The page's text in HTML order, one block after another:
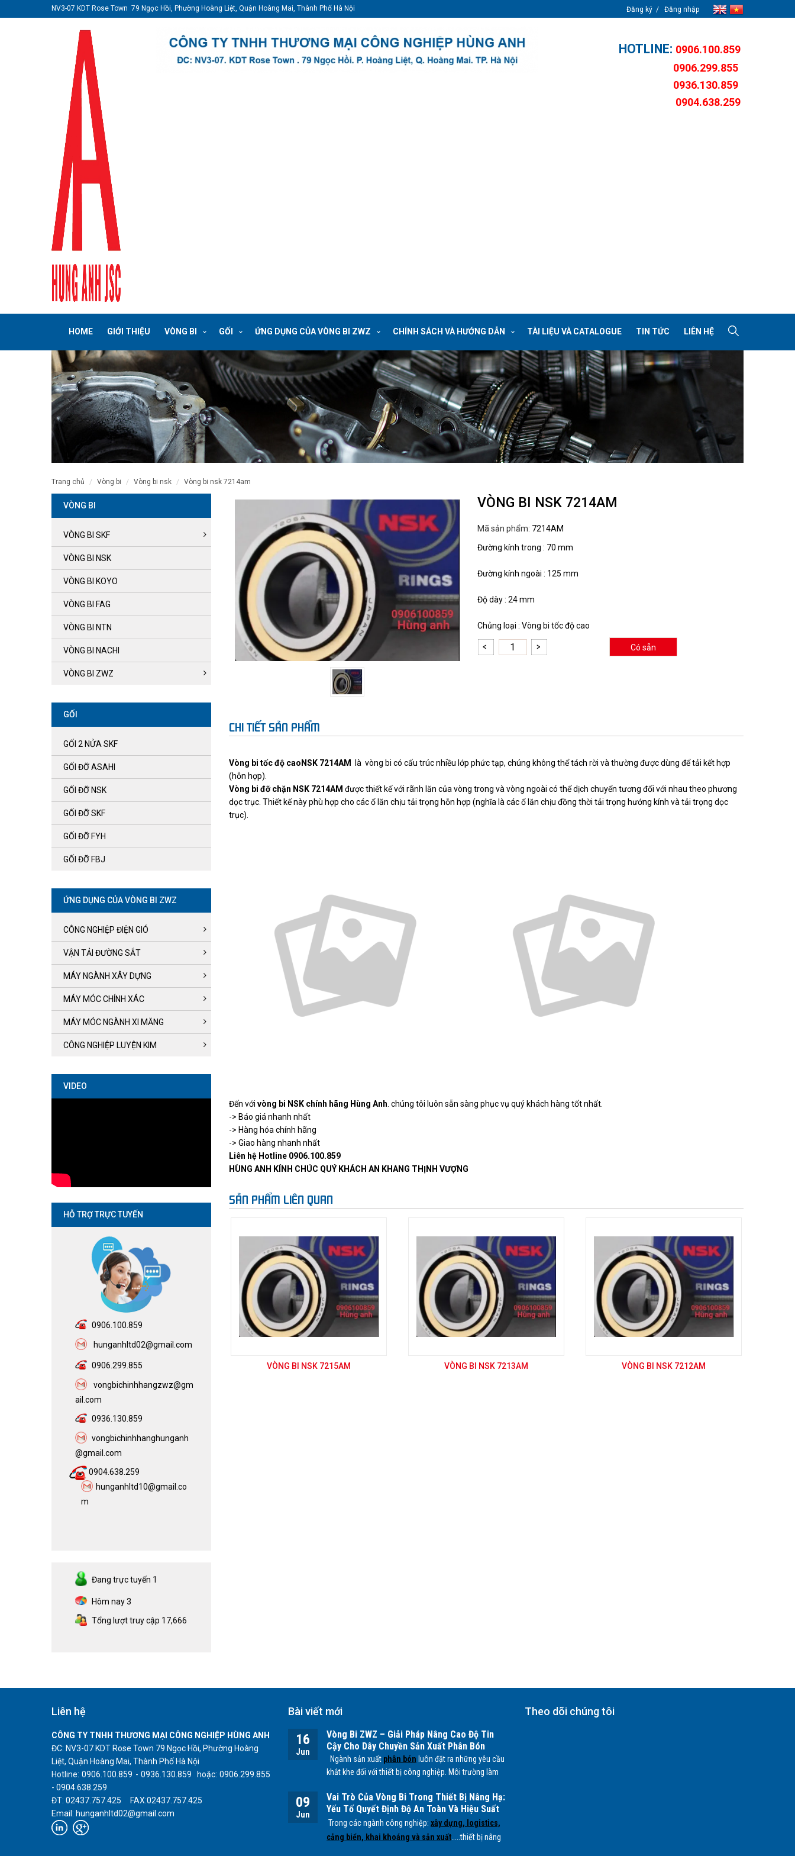
NV3-07 KDT Rose Town 79 Ngọc Hồi, Phường Hoàng Liệt, Quận Hoàng Mai, Thành Phố Hà Nội Đăng ký Đăng nhập
HOTLINE: 0906.100.859
0906.299.855
0936.130.859
0904.638.259
HOME GIỚI THIỆU VÒNG BI GỐI ỨNG DỤNG CỦA VÒNG BI ZWZ CHÍNH SÁCH VÀ HƯỚNG DẪN TÀI LIỆU VÀ CATALOGUE TIN TỨC LIÊN HỆ
trang chủ vòng bi vòng bi nsk vòng bi nsk 7214am
VÒNG BI
VÒNG BI SKF
VÒNG BI NSK
VÒNG BI KOYO
VÒNG BI FAG
VÒNG BI NTN
VÒNG BI NACHI
VÒNG BI ZWZ
GỐI
GỐI 2 NỬA SKF
GỐI ĐỠ ASAHI
GỐI ĐỠ NSK
GỐI ĐỠ SKF
GỐI ĐỠ FYH
GỐI ĐỠ FBJ
ỨNG DỤNG CỦA VÒNG BI ZWZ
CÔNG NGHIỆP ĐIỆN GIÓ
VẬN TẢI ĐƯỜNG SẮT
MÁY NGÀNH XÂY DỰNG
MÁY MÓC CHÍNH XÁC
MÁY MÓC NGÀNH XI MĂNG
CÔNG NGHIỆP LUYỆN KIM
VIDEO
HỖ TRỢ TRỰC TUYẾN
0906.100.859
hunganhltd02@gmail.com
0906.299.855
vongbichinhhangzwz@gm
ail.com​
0936.130.859
vongbichinhhanghunganh
@gmail.com
0904.638.259
hunganhltd10@gmail.co
m
Đang trực tuyến 1
Hôm nay3
Tổng lượt truy cập 17,666
VÒNG BI NSK 7214AM
Mã sản phẩm: 7214AM
Đường kính trong : 70 mm
Đường kính ngoài : 125 mm
Độ dày : 24 mm
Chủng loại : Vòng bi tốc độ cao
Có sẵn
CHI TIẾT SẢN PHẨM
Vòng bi tốc độ cao NSK 7214AM
là vòng bi có cấu trúc nhiều lớp phức tạp, chúng không thể tách rời và thường được dùng để tải kết hợp
(hỗn hợp).
Vòng bi đỡ chặn NSK 7214AM được thiết kế với rãnh lăn của vòng trong và vòng ngoài có thể dịch chuyển tương đối với nhau theo phương
dọc trục. Thiết kế này phù hợp cho các ổ lăn chịu tải trọng hỗn hợp (nghĩa là các ổ lăn chịu đồng thời tải trọng hướng kính và tải trọng dọc
trục).
Đến với vòng bi NSK chính hãng Hùng Anh . chúng tôi luôn sẵn sàng phục vụ quý khách hàng tốt nhất.
-> Báo giá nhanh nhất
-> Hàng hóa chính hãng
-> Giao hàng nhanh nhất
Liên hệ Hotline 0906.100.859
HÙNG ANH KÍNH CHÚC QUÝ KHÁCH AN KHANG THỊNH VƯỢNG
SẢN PHẨM LIÊN QUAN
VÒNG BI NSK 7215AM VÒNG BI NSK 7213AM VÒNG BI NSK 7212AM
Liên hệ
CÔNG TY TNHH THƯƠNG MẠI CÔNG NGHIỆP HÙNG ANH
ĐC: NV3-07 KDT Rose Town 79 Ngọc Hồi, Phường Hoàng
Liệt, Quận Hoàng Mai, Thành Phố Hà Nội
Hotline: 0906.100.859 - 0936.130.859 hoặc: 0906.299.855
- 0904.638.259
ĐT: 02437.757.425 FAX:02437.757.425
Email: hunganhltd02@gmail.com
Bài viết mới
16
Jun
Vòng Bi ZWZ – Giải Pháp Nâng Cao Độ Tin
Cậy Cho Dây Chuyền Sản Xuất Phân Bón
Ngành sản xuất phân bón luôn đặt ra những yêu cầu
khắt khe đối với thiết bị công nghiệp. Môi trường làm
nhân hóa học từ quá trình sản xuấtNPK, lân, đạm...
có thể ảnh hưởng trực tiếp đến tuổi thọ của các bộ
phận cơ khí, đặc biệt là vòng bi.
09
Jun
Vai Trò Của Vòng Bi Trong Thiết Bị Nâng Hạ:
Yếu Tố Quyết Định Độ An Toàn Và Hiệu Suất
Vận Hành
Trong các ngành công nghiệp: xây dựng, logistics,
cảng biển, khai khoáng và sản xuất.....thiết bị nâng
Theo dõi chúng tôi